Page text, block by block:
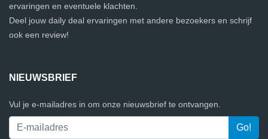
ervaringen en eventuele klachten.
Deel jouw daily deal ervaringen met andere bezoekers en schrijf
ook een review!
NIEUWSBRIEF
Vul je e-mailadres in om onze nieuwsbrief te ontvangen.